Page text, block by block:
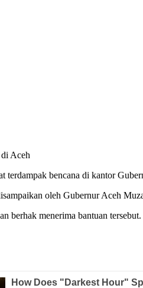
Aceh
terdampak bencana di kantor
oleh Gubernur Aceh
berhak menerima bantuan tersebut.